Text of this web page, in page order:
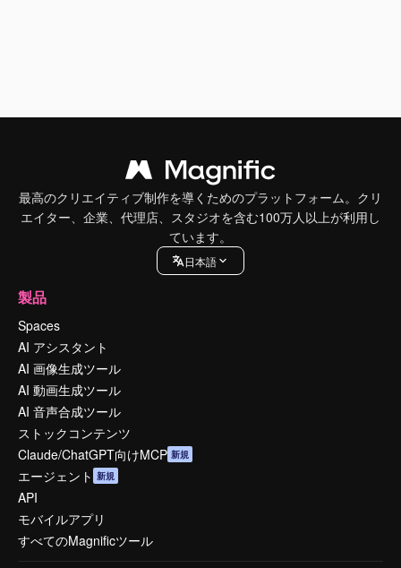
最高のクリエイティブ制作を導くためのプラットフォーム。クリ
エイター、企業、代理店、スタジオを含む100万人以上が利用し
ています。
日本語
製品
Spaces
AI アシスタント
AI 画像生成ツール
AI 動画生成ツール
AI 音声合成ツール
ストックコンテンツ
Claude/ChatGPT向けMCP 新規
エージェント 新規
API
モバイルアプリ
すべてのMagnificツール